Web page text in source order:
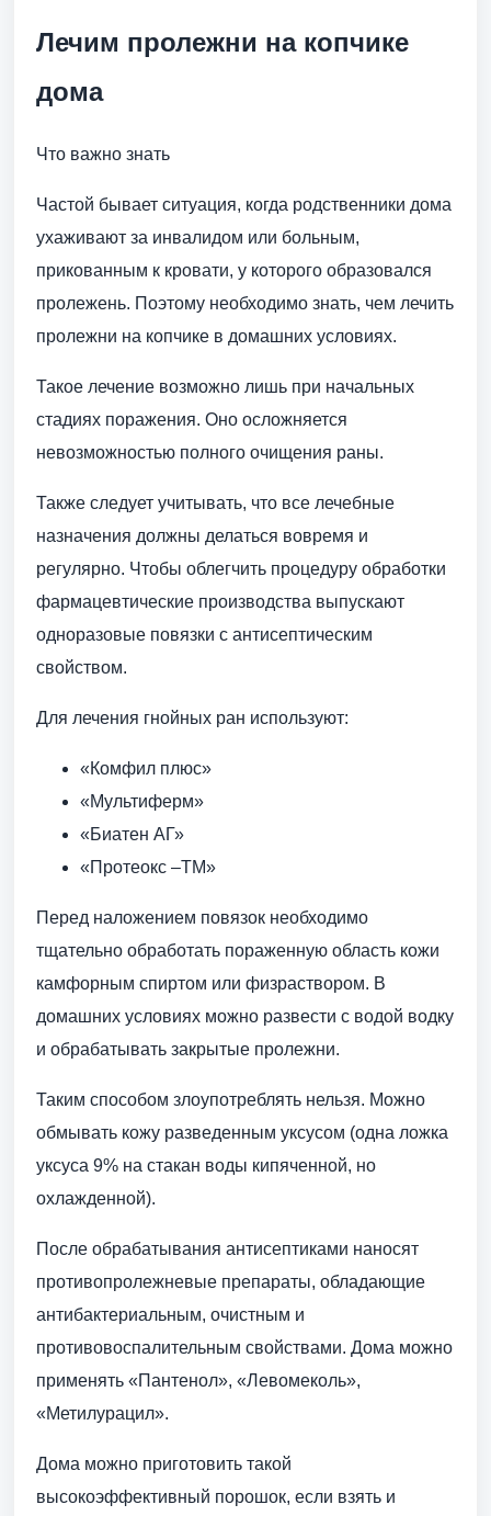
Лечим пролежни на копчике
дома
Что важно знать
Частой бывает ситуация, когда родственники дома
ухаживают за инвалидом или больным,
прикованным к кровати, у которого образовался
пролежень. Поэтому необходимо знать, чем лечить
пролежни на копчике в домашних условиях.
Такое лечение возможно лишь при начальных
стадиях поражения. Оно осложняется
невозможностью полного очищения раны.
Также следует учитывать, что все лечебные
назначения должны делаться вовремя и
регулярно. Чтобы облегчить процедуру обработки
фармацевтические производства выпускают
одноразовые повязки с антисептическим
свойством.
Для лечения гнойных ран используют:
«Комфил плюс»
«Мультиферм»
«Биатен АГ»
«Протеокс –ТМ»
Перед наложением повязок необходимо
тщательно обработать пораженную область кожи
камфорным спиртом или физраствором. В
домашних условиях можно развести с водой водку
и обрабатывать закрытые пролежни.
Таким способом злоупотреблять нельзя. Можно
обмывать кожу разведенным уксусом (одна ложка
уксуса 9% на стакан воды кипяченной, но
охлажденной).
После обрабатывания антисептиками наносят
противопролежневые препараты, обладающие
антибактериальным, очистным и
противовоспалительным свойствами. Дома можно
применять «Пантенол», «Левомеколь»,
«Метилурацил».
Дома можно приготовить такой
высокоэффективный порошок, если взять и